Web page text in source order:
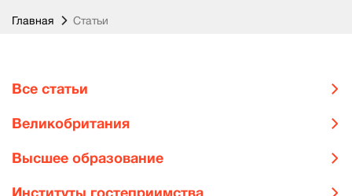
Главная Статьи
Все статьи
Великобритания
Высшее образование